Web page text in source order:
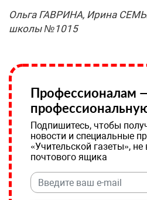
Ольга ГАВРИНА, Ирина
школы №1015
Профессионалам
Подпишитесь, чтобы
новости и специальные
«Учительской газеты»,
почтового ящика